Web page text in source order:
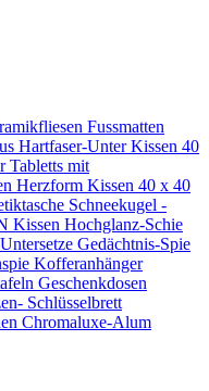
Fussmatten
Hartfaser-UnterKissen 40
Tabletts mit
Herzform Kissen 40 x 40
Schneekugel -
Kissen Hochglanz-Schie
Gedächtnis-Spie
Kofferanhänger
Geschenkdosen
Schlüsselbrett
Chromaluxe-Alum